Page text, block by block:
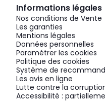
Informations légales
Nos conditions de Vente
Les garanties
Mentions légales
Données personnelles
Paramétrer les cookies
Politique des cookies
Système de
Les avis en ligne
Lutte contre la
Accessibilité :